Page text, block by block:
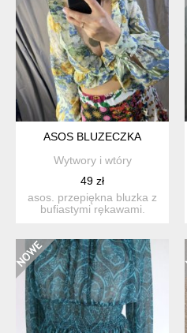
ASOS BLUZECZKA
Wytwory i wtóry
49 zł
asos. przepiękna bluzka z
bufiastymi rękawami.